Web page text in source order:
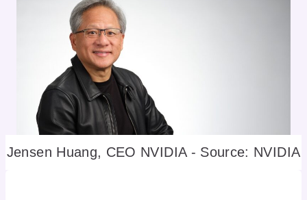
Jensen Huang, CEO NVIDIA - Source: NVIDIA